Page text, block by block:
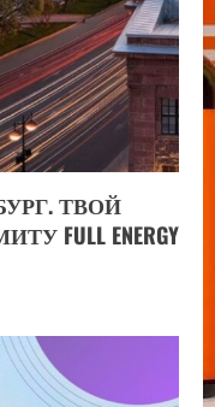
ТВОЙ
FULL ENERGY